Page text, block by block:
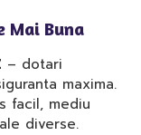
Mai Buna
– dotari
maxima.
facil, mediu
diverse.